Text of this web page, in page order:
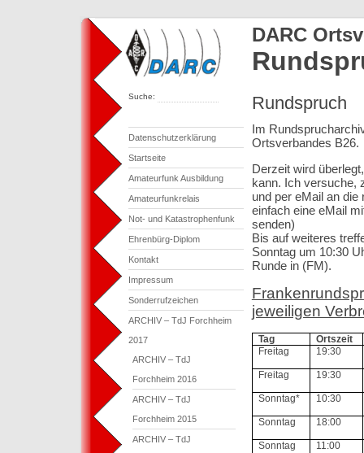
Suche:
Datenschutzerklärung
Startseite
Amateurfunk Ausbildung
Amateurfunkrelais
Not- und Katastrophenfunk
Ehrenbürg-Diplom
Kontakt
Impressum
Sonderrufzeichen
ARCHIV – TdJ Forchheim
2017
ARCHIV – TdJ
Forchheim 2016
ARCHIV – TdJ
Forchheim 2015
ARCHIV – TdJ
DARC
Rundspruch
Im
Ortsverbandes B26.
Derzeit wird
kann. Ich versuche,
und per eMail an
einfach eine eMail
senden)
Bis auf weiteres
Sonntag um 10:30
Runde in (FM).
jeweiligen
Tag
Ortszeit
Freitag
19:30
Freitag 19:30
Sonntag* 10:30
Sonntag 18:00
Sonntag 11:00